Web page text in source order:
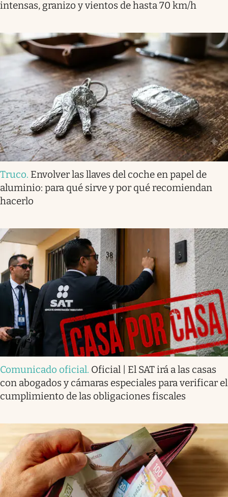
intensas, granizo y vientos de hasta 70 km/h
Truco. Envolver las llaves del coche en papel de
aluminio: para qué sirve y por qué recomiendan
hacerlo
Comunicado oficial. Oficial | El SAT irá a las casas
con abogados y cámaras especiales para verificar el
cumplimiento de las obligaciones fiscales